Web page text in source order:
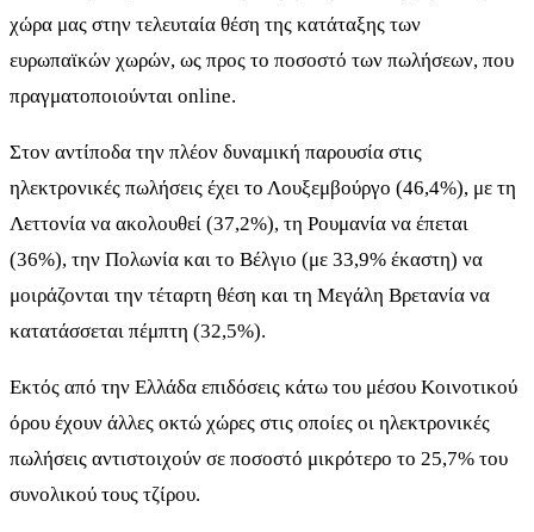
χώρα μας στην τελευταία θέση της κατάταξης των
ευρωπαϊκών χωρών, ως προς το ποσοστό των πωλήσεων, που
πραγματοποιούνται online.
Στον αντίποδα την πλέον δυναμική παρουσία στις
ηλεκτρονικές πωλήσεις έχει το Λουξεμβούργο (46,4%), με τη
Λεττονία να ακολουθεί (37,2%), τη Ρουμανία να έπεται
(36%), την Πολωνία και το Βέλγιο (με 33,9% έκαστη) να
μοιράζονται την τέταρτη θέση και τη Μεγάλη Βρετανία να
κατατάσσεται πέμπτη (32,5%).
Εκτός από την Ελλάδα επιδόσεις κάτω του μέσου Κοινοτικού
όρου έχουν άλλες οκτώ χώρες στις οποίες οι ηλεκτρονικές
πωλήσεις αντιστοιχούν σε ποσοστό μικρότερο το 25,7% του
συνολικού τους τζίρου.